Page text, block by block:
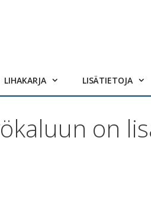
LIHAKARJA LISÄTIETOJA
on